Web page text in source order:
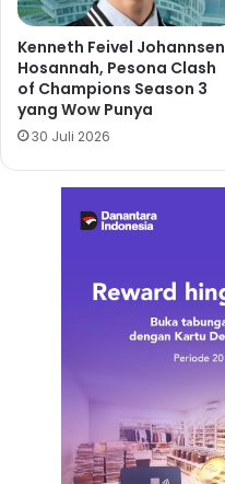
Kenneth Feivel Johannsen
Hosannah, Pesona Clash
of Champions Season 3
yang Wow Punya
30 Juli 2026